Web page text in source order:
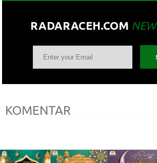
RADARACEH.COM
KOMENTAR